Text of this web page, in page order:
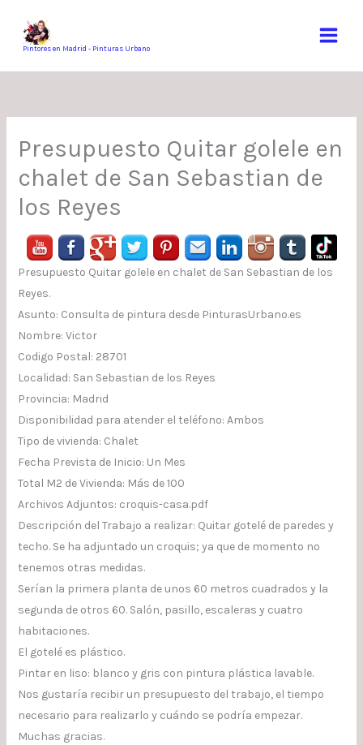
contenidoPintores en Madrid - Pinturas Urbano
Presupuesto Quitar golele en
chalet de San Sebastian de
los Reyes
Presupuesto Quitar golele en chalet de San Sebastian de los
Reyes.
Asunto: Consulta de pintura desde PinturasUrbano.es
Nombre: Victor
Codigo Postal: 28701
Localidad: San Sebastian de los Reyes
Provincia: Madrid
Disponibilidad para atender el teléfono: Ambos
Tipo de vivienda: Chalet
Fecha Prevista de Inicio: Un Mes
Total M2 de Vivienda: Más de 100
Archivos Adjuntos: croquis-casa.pdf
Descripción del Trabajo a realizar: Quitar gotelé de paredes y
techo. Se ha adjuntado un croquis; ya que de momento no
tenemos otras medidas.
Serían la primera planta de unos 60 metros cuadrados y la
segunda de otros 60. Salón, pasillo, escaleras y cuatro
habitaciones.
El gotelé es plástico.
Pintar en liso: blanco y gris con pintura plástica lavable.
Nos gustaría recibir un presupuesto del trabajo, el tiempo
necesario para realizarlo y cuándo se podría empezar.
Muchas gracias.